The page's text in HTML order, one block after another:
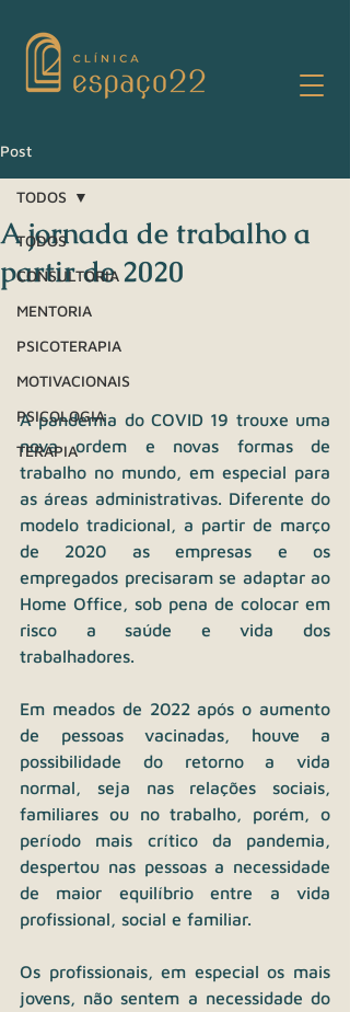
Post
TODOS
CONSULTORIA
MENTORIA
PSICOTERAPIA
MOTIVACIONAIS
PSICOLOGIA
TERAPIA
TODOS
A jornada de trabalho a
partir de 2020
A pandemia do COVID 19 trouxe uma
nova ordem e novas formas de
trabalho no mundo, em especial para
as áreas administrativas. Diferente do
modelo tradicional, a partir de março
de 2020 as empresas e os
empregados precisaram se adaptar ao
Home Office, sob pena de colocar em
risco a saúde e vida dos
trabalhadores.
Em meados de 2022 após o aumento
de pessoas vacinadas, houve a
possibilidade do retorno a vida
normal, seja nas relações sociais,
familiares ou no trabalho, porém, o
período mais crítico da pandemia,
despertou nas pessoas a necessidade
de maior equilíbrio entre a vida
profissional, social e familiar.
Os profissionais, em especial os mais
jovens, não sentem a necessidade do